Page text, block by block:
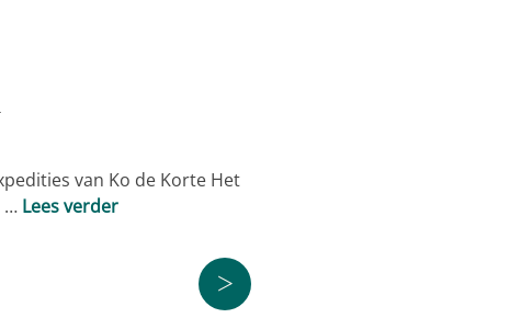
van Ko de Korte Het
… Lees verder
>